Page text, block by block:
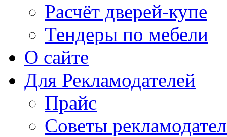
Расчёт дверей-купе
Тендеры по мебели
О сайте
Для Рекламодателей
Прайс
Советы